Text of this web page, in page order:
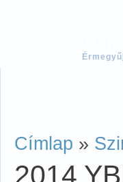
Címlap »
2014